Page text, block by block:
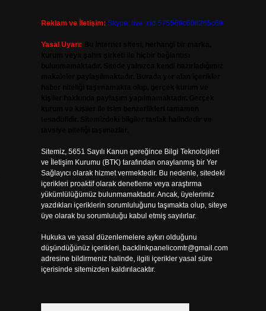
Reklam ve İletişim: Skype: live:.cid.575569c608265c69
Yasal Uyarı:
Sitemiz, 5651 Sayılı Kanun gereğince Bilgi Teknolojileri
ve İletişim Kurumu (BTK) tarafından onaylanmış bir Yer
Sağlayıcı olarak hizmet vermektedir. Bu nedenle, sitedeki
içerikleri proaktif olarak denetleme veya araştırma
yükümlülüğümüz bulunmamaktadır. Ancak, üyelerimiz
yazdıkları içeriklerin sorumluluğunu taşımakta olup, siteye
üye olarak bu sorumluluğu kabul etmiş sayılırlar.
Hukuka ve yasal düzenlemelere aykırı olduğunu
düşündüğünüz içerikleri, backlinkpanelicomtr@gmail.com
adresine bildirmeniz halinde, ilgili içerikler yasal süre
içerisinde sitemizden kaldırılacaktır.